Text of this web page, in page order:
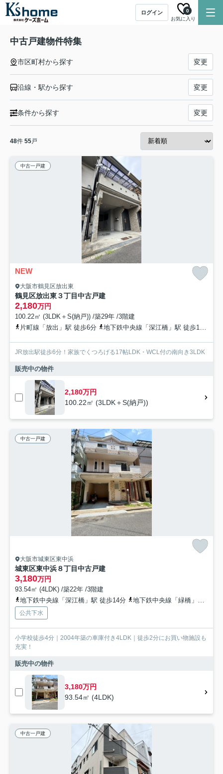
ログイン
お気に入り
0
中古戸建物件特集
市区町村から探す 変更
沿線・駅から探す 変更
条件から探す 変更
48件 55戸
中古一戸建
NEW
大阪市鶴見区放出東
鶴見区放出東３丁目中古戸建
2,180万円
100.22㎡ (3LDK＋S(納戸)) /築29年 /3階建
片町線「放出」駅 徒歩6分
地下鉄中央線「深江橋」駅 徒歩16分
JR放出駅徒歩6分！家族でくつろげる17帖LDK・WCL付の南向き3LDK
販売中の物件
2,180万円
100.22㎡ (3LDK＋S(納戸))
中古一戸建
大阪市城東区東中浜
城東区東中浜８丁目中古戸建
3,180万円
93.54㎡ (4LDK) /築22年 /3階建
地下鉄中央線「深江橋」駅 徒歩14分
地下鉄中央線「緑橋」駅 徒歩14分
公共下水
小学校徒歩4分｜2004年築の車庫付き4LDK｜徒歩2分にお買い物施設も
充実！
販売中の物件
3,180万円
93.54㎡ (4LDK)
中古一戸建